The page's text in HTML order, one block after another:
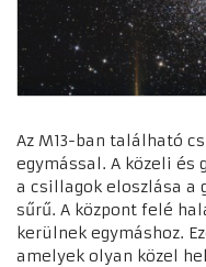
Az M13-ban található
egymással. A közeli
a csillagok eloszlása a
sűrű. A központ felé
kerülnek egymáshoz.
amelyek olyan közel